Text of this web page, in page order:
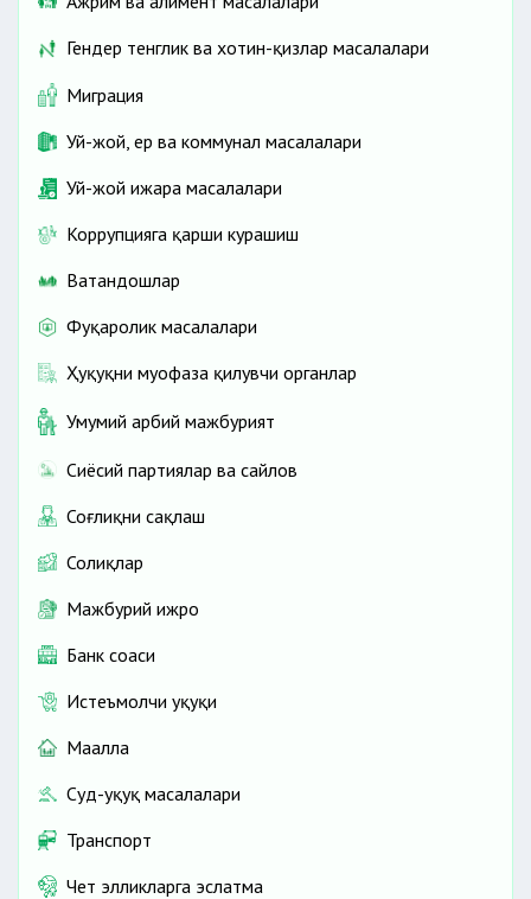
Гендер тенглик ва хотин-қизлар масалалари
Миграция
Уй-жой, ер ва коммунал масалалари
Уй-жой ижара масалалари
Коррупцияга қарши курашиш
Ватандошлар
Фуқаролик масалалари
Ҳуқуқни муҳофаза қилувчи органлар
Умумий ҳарбий мажбурият
Сиёсий партиялар ва сайлов
Соғлиқни сақлаш
Солиқлар
Мажбурий ижро
Банк соҳаси
Истеъмолчи ҳуқуқи
Маҳалла
Суд-ҳуқуқ масалалари
Транспорт
Чет элликларга эслатма